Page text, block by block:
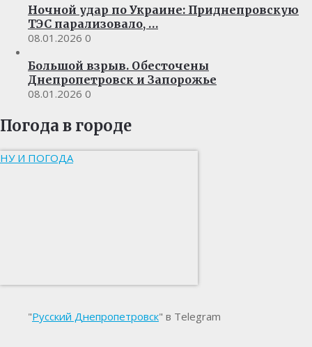
Ночной удар по Украине: Приднепровскую
ТЭС парализовало, …
08.01.2026 0
Большой взрыв. Обесточены
Днепропетровск и Запорожье
08.01.2026 0
Погода в городе
НУ И ПОГОДА
"Русский Днепропетровск" в Telegram